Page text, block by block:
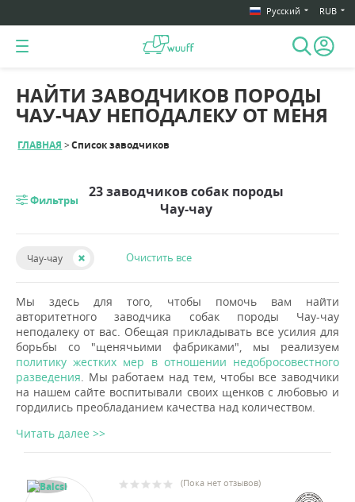
Русский RUB
ГЛАВНАЯ Список заводчиков
НАЙТИ ЗАВОДЧИКОВ ПОРОДЫ
ЧАУ-ЧАУ НЕПОДАЛЕКУ ОТ МЕНЯ
Фильтры
23 заводчиков собак породы
Чау-чау
Чау-чау Очистить все
Мы здесь для того, чтобы помочь вам найти
авторитетного заводчика собак породы Чау-чау
неподалеку от вас. Обещая прикладывать все усилия для
борьбы со "щенячьими фабриками", мы реализуем
политику жестких мер в отношении недобросовестного
разведения . Мы работаем над тем, чтобы все заводчики
на нашем сайте воспитывали своих щенков с любовью и
гордились преобладанием качества над количеством.
Читать далее >>
(Пока нет отзывов)